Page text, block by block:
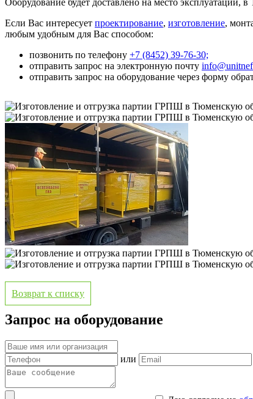
Оборудование будет доставлено на место эксплуатации,
Если Вас интересует проектирование, изготовление,
любым удобным для Вас способом:
позвонить по телефону +7 (8452) 39-76-30;
отправить запрос на электронную почту
отправить запрос на оборудование через форму
Возврат к списку
Запрос на оборудование
или